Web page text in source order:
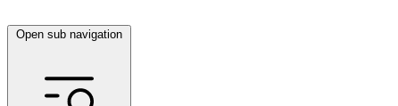
Open sub navigation